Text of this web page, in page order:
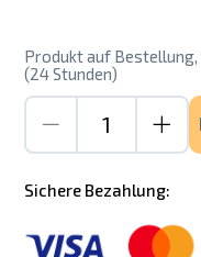
Produkt auf Bestellung,
(24 Stunden)
Sichere Bezahlung: